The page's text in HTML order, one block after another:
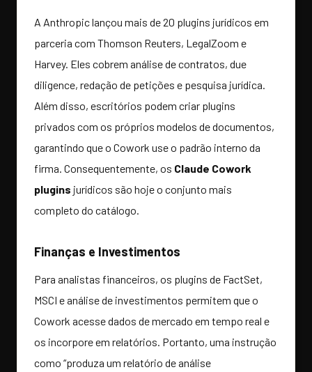
A Anthropic lançou mais de 20 plugins jurídicos em
parceria com Thomson Reuters, LegalZoom e
Harvey. Eles cobrem análise de contratos, due
diligence, redação de petições e pesquisa jurídica.
Além disso, escritórios podem criar plugins
privados com os próprios modelos de documentos,
garantindo que o Cowork use o padrão interno da
firma. Consequentemente, os Claude Cowork
plugins jurídicos são hoje o conjunto mais
completo do catálogo.
Finanças e Investimentos
Para analistas financeiros, os plugins de FactSet,
MSCI e análise de investimentos permitem que o
Cowork acesse dados de mercado em tempo real e
os incorpore em relatórios. Portanto, uma instrução
como “produza um relatório de análise